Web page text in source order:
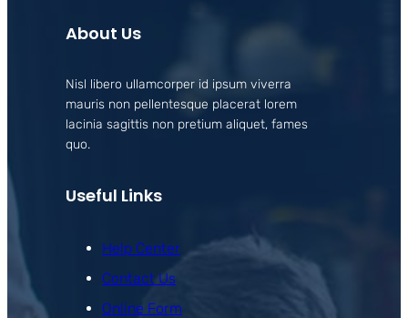
About Us
Nisl libero ullamcorper id ipsum viverra
mauris non pellentesque placerat lorem
lacinia sagittis non pretium aliquet, fames
quo.
Useful Links
Help Center
Contact Us
Online Form